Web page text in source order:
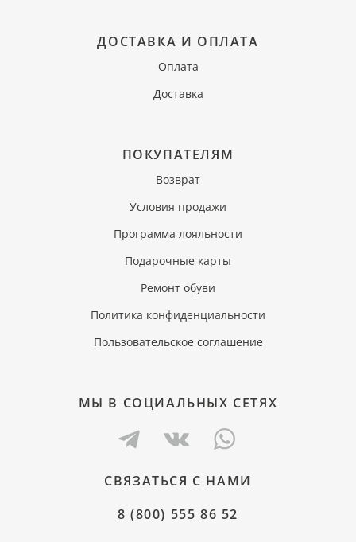
ДОСТАВКА И ОПЛАТА
Оплата
Доставка
ПОКУПАТЕЛЯМ
Возврат
Условия продажи
Программа лояльности
Подарочные карты
Ремонт обуви
Политика конфиденциальности
Пользовательское соглашение
МЫ В СОЦИАЛЬНЫХ СЕТЯХ
СВЯЗАТЬСЯ С НАМИ
8 (800) 555 86 52